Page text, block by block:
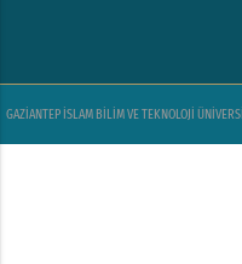
GAZİANTEP İSLAM BİLİM VE TEKNOLOJİ